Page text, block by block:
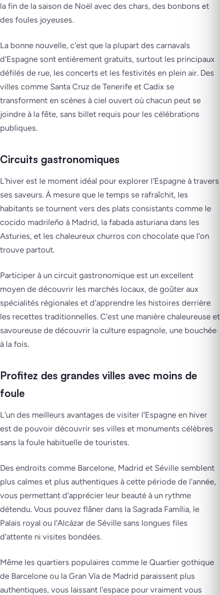
la fin de la saison de Noël avec des chars, des bonbons et
des foules joyeuses.
La bonne nouvelle, c'est que la plupart des carnavals
d'Espagne sont entièrement gratuits, surtout les principaux
défilés de rue, les concerts et les festivités en plein air. Des
villes comme Santa Cruz de Tenerife et Cadix se
transforment en scènes à ciel ouvert où chacun peut se
joindre à la fête, sans billet requis pour les célébrations
publiques.
Circuits gastronomiques
L'hiver est le moment idéal pour explorer l'Espagne à travers
ses saveurs. À mesure que le temps se rafraîchit, les
habitants se tournent vers des plats consistants comme le
cocido madrileño à Madrid, la fabada asturiana dans les
Asturies, et les chaleureux churros con chocolate que l'on
trouve partout.
Participer à un circuit gastronomique est un excellent
moyen de découvrir les marchés locaux, de goûter aux
spécialités régionales et d'apprendre les histoires derrière
les recettes traditionnelles. C'est une manière chaleureuse et
savoureuse de découvrir la culture espagnole, une bouchée
à la fois.
Profitez des grandes villes avec moins de
foule
L'un des meilleurs avantages de visiter l'Espagne en hiver
est de pouvoir découvrir ses villes et monuments célèbres
sans la foule habituelle de touristes.
Des endroits comme Barcelone, Madrid et Séville semblent
plus calmes et plus authentiques à cette période de l'année,
vous permettant d'apprécier leur beauté à un rythme
détendu. Vous pouvez flâner dans la Sagrada Família, le
Palais royal ou l'Alcázar de Séville sans longues files
d'attente ni visites bondées.
Même les quartiers populaires comme le Quartier gothique
de Barcelone ou la Gran Vía de Madrid paraissent plus
authentiques, vous laissant l'espace pour vraiment vous